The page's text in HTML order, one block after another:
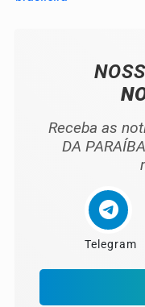
Receba as
DA
Telegram